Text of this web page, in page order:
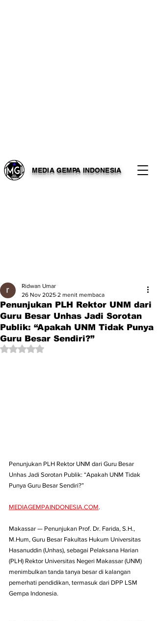
MEDIA GEMPA INDONESIA
Penunjukan PLH Rektor UNM dari
Guru Besar Unhas Jadi Sorotan
Publik: “Apakah UNM Tidak Punya
Guru Besar Sendiri?”
Ridwan Umar
26 Nov 2025 2 menit membaca
Dinilai NaN dari 5 bintang.
Penunjukan PLH Rektor UNM dari Guru Besar
Unhas Jadi Sorotan Publik: “Apakah UNM Tidak
Punya Guru Besar Sendiri?”
MEDIAGEMPAINDONESIA.COM.
Makassar — Penunjukan Prof. Dr. Farida, S.H.,
M.Hum, Guru Besar Fakultas Hukum Universitas
Hasanuddin (Unhas), sebagai Pelaksana Harian
(PLH) Rektor Universitas Negeri Makassar (UNM)
menimbulkan tanda tanya besar di kalangan
pemerhati pendidikan, termasuk dari DPP LSM
Gempa Indonesia.